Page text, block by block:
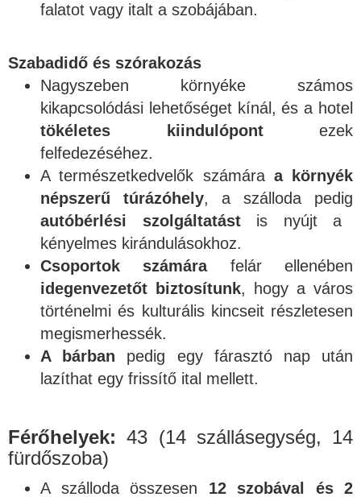
falatot vagy italt a szobájában.
Szabadidő és szórakozás
Nagyszeben környéke számos
kikapcsolódási lehetőséget kínál, és a hotel
tökéletes kiindulópontezek
felfedezéséhez.
A természetkedvelők számára a
környék
népszerű túrázóhely, a szálloda pedig
autóbérlési szolgáltatástis nyújt a
kényelmes kirándulásokhoz.
Csoportok számárafelár ellenében
idegenvezetőt biztosítunk, hogy a város
történelmi és kulturális kincseit részletesen
megismerhessék.
A bárban pedig egy fárasztó nap után
lazíthat egy frissítő ital mellett.
Férőhelyek:43 (14 szállásegység, 14
fürdőszoba)
A szálloda összesen 12 szobával és 2